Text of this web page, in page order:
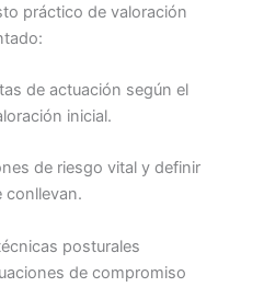
práctico de valoración
de actuación según el
inicial.
de riesgo vital y definir
conllevan.
posturales
de compromiso